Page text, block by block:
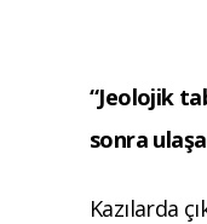
“Jeolojik
sonra
Kazılarda